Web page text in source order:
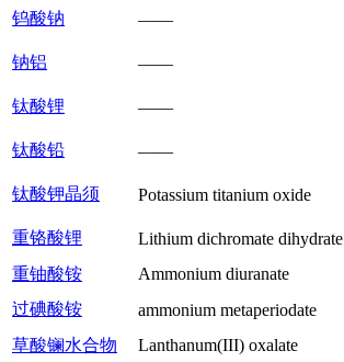
钨酸钠
——
钠铝
——
钛酸锂
——
钛酸铅
——
钛酸钾晶须
Potassium titanium oxide
重铬酸锂
Lithium dichromate dihydrate
重铀酸铵
Ammonium diuranate
过碘酸铵
ammonium metaperiodate
草酸镧水合物
Lanthanum(III) oxalate